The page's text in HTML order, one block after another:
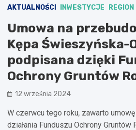
AKTUALNOŚCI INWESTYCJE REGION
Umowa na
Kępa Świeszyńska-
podpisana dzięki
Ochrony Gruntów
12 września 2024
W czerwcu tego roku, zawarto
działania Funduszu Ochrony Gruntów